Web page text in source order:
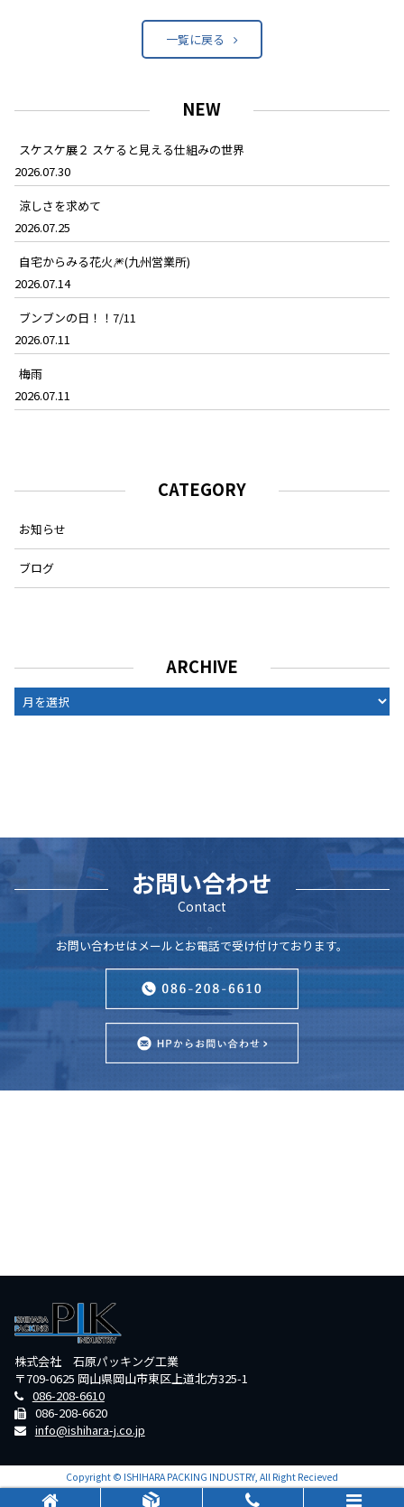
一覧に戻る
NEW
スケスケ展２ スケると見える仕組みの世界
2026.07.30
涼しさを求めて
2026.07.25
自宅からみる花火🎆(九州営業所)
2026.07.14
ブンブンの日！！7/11
2026.07.11
梅雨
2026.07.11
CATEGORY
お知らせ
ブログ
ARCHIVE
ARCHIVE
お問い合わせ
Contact
お問い合わせはメールとお電話で受け付けております。
株式会社 石原パッキング工業
〒709-0625 岡山県岡山市東区上道北方325-1
086-208-6610
086-208-6620
info@ishihara-j.co.jp
Copyright © ISHIHARA PACKING INDUSTRY, All Right Recieved